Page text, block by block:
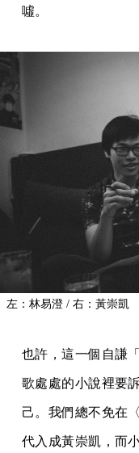
噓。
左：林易澄 / 右：黃崇凱
也許，這一個自謙
歌處處的小說裡要
己。我們總不免在
代入成黃崇凱，而